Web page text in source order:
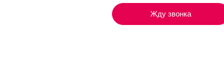
Жду звонка